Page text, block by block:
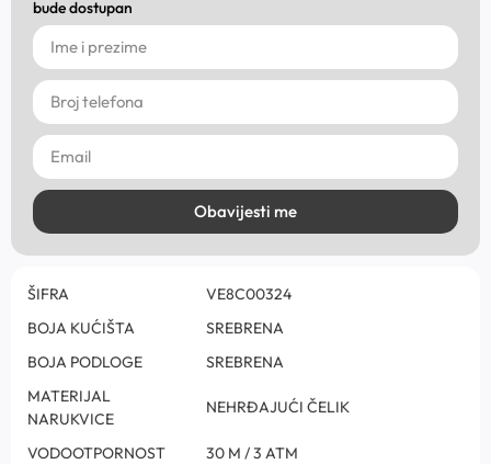
bude dostupan
Obavijesti me
ŠIFRA
VE8C00324
BOJA KUĆIŠTA
SREBRENA
BOJA PODLOGE
SREBRENA
MATERIJAL
NARUKVICE
NEHRĐAJUĆI ČELIK
VODOOTPORNOST
30 M / 3 ATM